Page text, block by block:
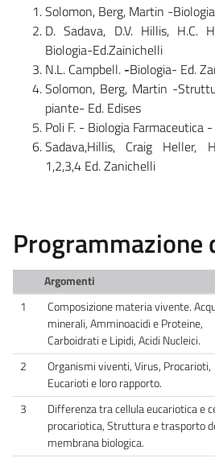
Solomon, Berg, Martin -
D. Sadava, D.V. Hillis, H.C.
Biologia-Ed.Zainichelli
N.L. Campbell. -Biologia- Ed.
Solomon, Berg, Martin -
piante- Ed. Edises
Poli F. - Biologia Farmaceutica
Sadava,Hillis, Craig Heller,
1,2,3,4 Ed. Zanichelli
Programmazione
Argomenti
1
Composizione materia vivente.
minerali, Amminoacidi e Proteine,
Carboidrati e Lipidi, Acidi Nucleici.
2
Organismi viventi, Virus, Procarioti,
Eucarioti e loro rapporto.
3
Differenza tra cellula eucariotica e
procariotica, Struttura e trasporto
membrana biologica.